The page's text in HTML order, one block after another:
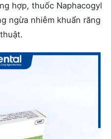
hợp, thuốc Naphacogyl
ngừa nhiễm khuẩn răng